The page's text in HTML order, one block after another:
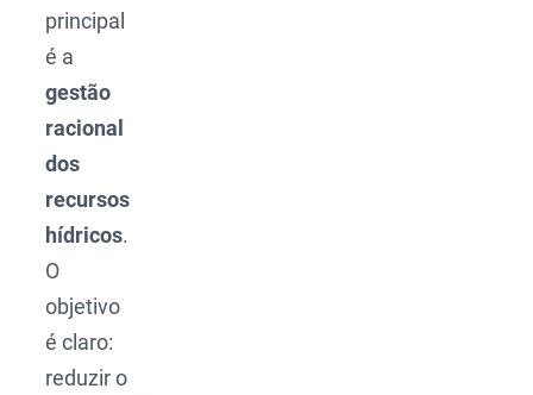
principal
é a
gestão
racional
dos
recursos
hídricos.
O
objetivo
é claro:
reduzir o